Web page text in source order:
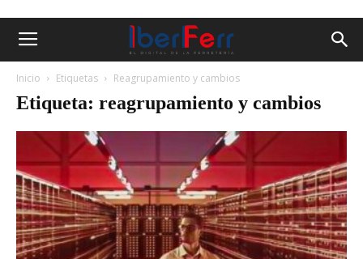
Inicio Etiquetas Reagrupamiento y cambios
Etiqueta: reagrupamiento y cambios